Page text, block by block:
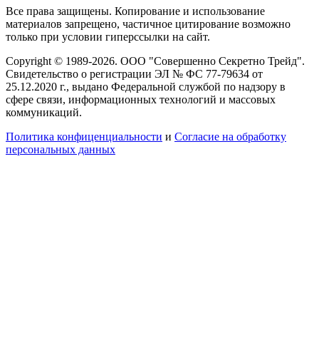
Все права защищены. Копирование и использование
материалов запрещено, частичное цитирование возможно
только при условии гиперссылки на сайт.
Copyright © 1989-2026. ООО "Совершенно Секретно Трейд".
Свидетельство о регистрации ЭЛ № ФС 77-79634 от
25.12.2020 г., выдано Федеральной службой по надзору в
сфере связи, информационных технологий и массовых
коммуникаций.
Политика конфиценциальности и Согласие на обработку
персональных данных